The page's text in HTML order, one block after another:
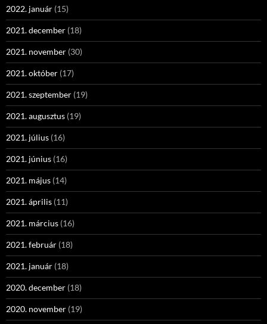
2022. január (15)
2021. december (18)
2021. november (30)
2021. október (17)
2021. szeptember (19)
2021. augusztus (19)
2021. július (16)
2021. június (16)
2021. május (14)
2021. április (11)
2021. március (16)
2021. február (18)
2021. január (18)
2020. december (18)
2020. november (19)